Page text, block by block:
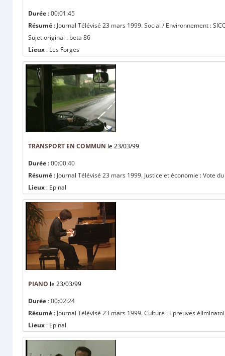
Durée : 00:01:45
Résumé : Journal Télévisé 23 mars 1999. Social / Environnement :
Sujet original : beta 86
Lieux : Les Forges
TRANSPORT EN COMMUN le 23/03/99
Durée : 00:00:40
Résumé : Journal Télévisé 23 mars 1999. Justice et économie : Vote
Lieux : Epinal
PIANO le 23/03/99
Durée : 00:02:24
Résumé : Journal Télévisé 23 mars 1999. Culture : Epreuves
Lieux : Epinal